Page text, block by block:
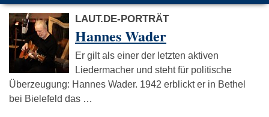
LAUT.DE-PORTRÄT
Hannes Wader
Er gilt als einer der letzten aktiven
Liedermacher und steht für politische
Überzeugung: Hannes Wader. 1942 erblickt er in Bethel
bei Bielefeld das …